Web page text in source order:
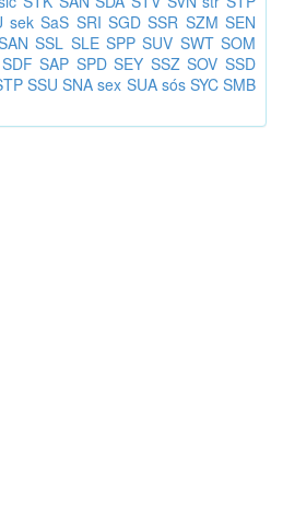
sek SaS SRI SGD SSR SZM SEN
SSL SLE SPP SUV SWT SOM
SDF SAP SPD SEY SSZ SOV SSD
SSU SNA sex SUA sós SYC SMB